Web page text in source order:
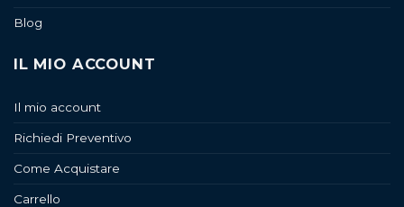
Blog
IL MIO ACCOUNT
Il mio account
Richiedi Preventivo
Come Acquistare
Carrello